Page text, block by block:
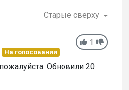
Старые сверху
1
На голосовании
Обновили 20